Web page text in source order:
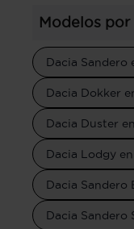
Modelos
Dacia Sandero
Dacia Dokker
Dacia Duster
Dacia Lodgy
Dacia Sandero
Dacia Sandero